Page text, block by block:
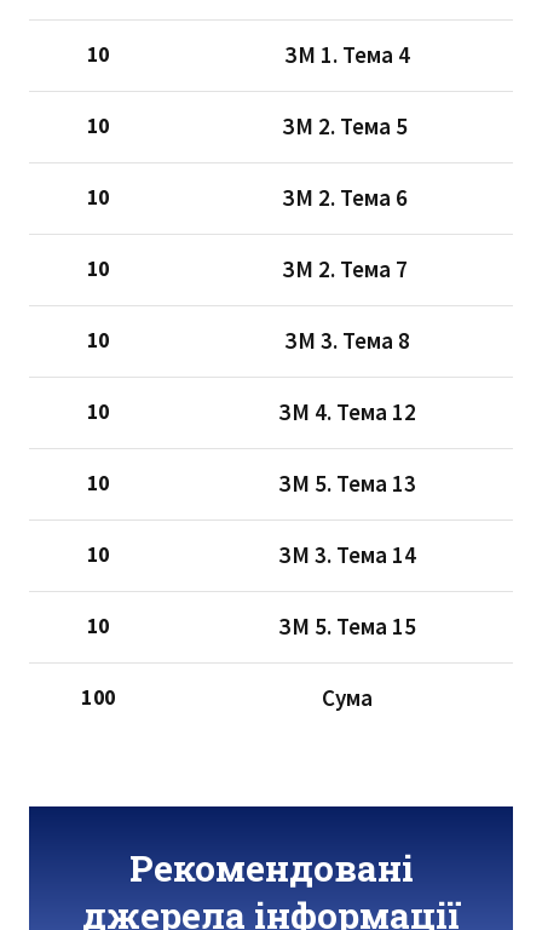
ЗМ 1. Тема 4
10
ЗМ 2. Тема 5
10
ЗМ 2. Тема 6
10
ЗМ 2. Тема 7
10
ЗМ 3. Тема 8
10
ЗМ 4. Тема 12
10
ЗМ 5. Тема 13
10
ЗМ 3. Тема 14
10
ЗМ 5. Тема 15
10
Сума
100
Рекомендовані
джерела інформації